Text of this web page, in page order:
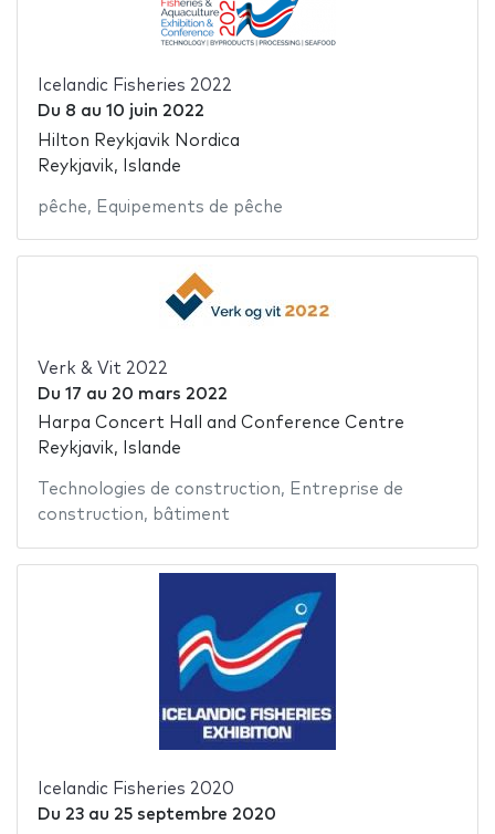
Icelandic Fisheries 2022
Du 8 au 10 juin 2022
Hilton Reykjavik Nordica
Reykjavik, Islande
pêche, Equipements de pêche
Verk & Vit 2022
Du 17 au 20 mars 2022
Harpa Concert Hall and Conference Centre
Reykjavik, Islande
Technologies de construction, Entreprise de
construction, bâtiment
Icelandic Fisheries 2020
Du 23au 25 septembre 2020